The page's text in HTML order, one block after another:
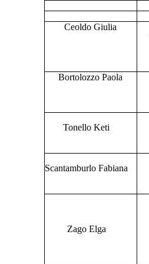
Ceoldo Giulia
Bortolozzo Paola
Tonello Keti
Scantamburlo Fabiana
Zago Elga